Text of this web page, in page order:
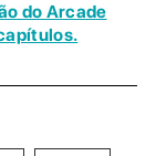
do Arcade